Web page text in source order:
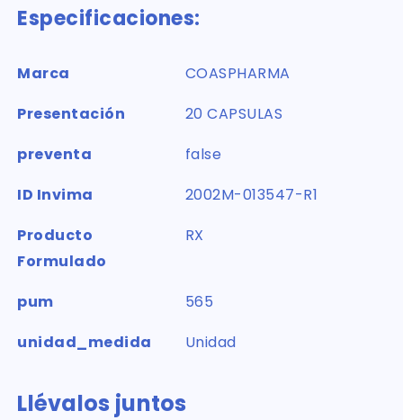
Especificaciones:
Marca
COASPHARMA
Presentación
20 CAPSULAS
preventa
false
ID Invima
2002M-013547-R1
Producto
Formulado
RX
pum
565
unidad_medida
Unidad
Llévalos juntos